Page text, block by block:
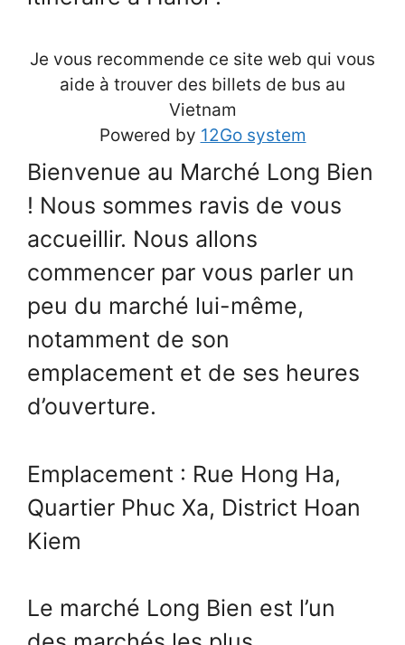
Je vous recommende ce site web qui vous
aide à trouver des billets de bus au
Vietnam
Powered by 12Go system
Bienvenue au Marché Long Bien
! Nous sommes ravis de vous
accueillir. Nous allons
commencer par vous parler un
peu du marché lui-même,
notamment de son
emplacement et de ses heures
d’ouverture.
Emplacement : Rue Hong Ha,
Quartier Phuc Xa, District Hoan
Kiem
Le marché Long Bien est l’un